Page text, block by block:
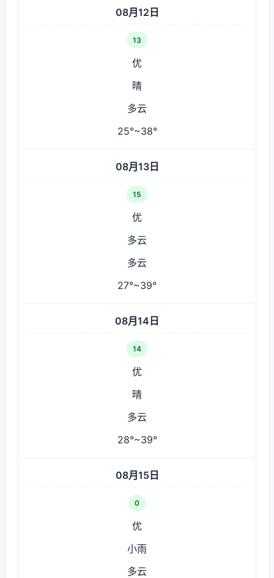
08月12日
13
优
晴
多云
25°~38°
08月13日
15
优
多云
多云
27°~39°
08月14日
14
优
晴
多云
28°~39°
08月15日
0
优
小雨
多云